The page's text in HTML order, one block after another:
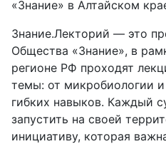
«Знание» в Алтайском
Знание.Лекторий — это
Общества «Знание», в
регионе РФ проходят
темы: от микробиологии
гибких навыков. Каждый
запустить на своей
инициативу, которая